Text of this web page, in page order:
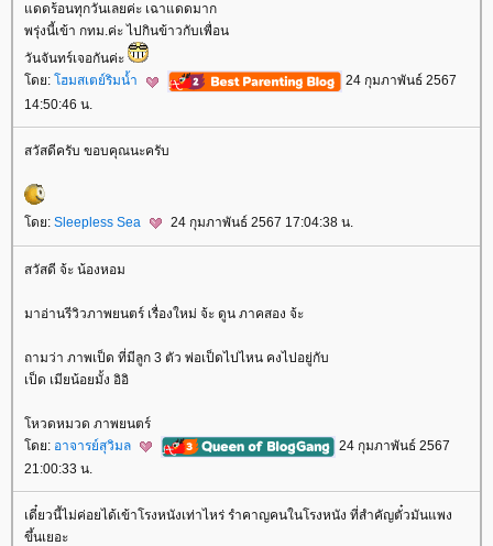
ดดร้อนทุกวันเลยค่ะ เฉาแดดมาก
พรุ่งนี้เข้า กทม.ค่ะ ไปกินข้าวกับเพื่อน
วันจันทร์เจอกันค่ะ
ดย: ฮมสเตย์ริมน้ำ
24 กุมภาพันธ์ 2567
14:50:46 น.
สวัสดีครับ ขอบคุณนะครับ
ดย: Sleepless Sea 24 กุมภาพันธ์ 2567 17:04:38 น.
สวัสดี จ้ะ น้องหอม
มาอ่านรีวิวภาพยนตร์ เรื่องใหม่ จ้ะ ดูน ภาคสอง จ้ะ
ถามว่า ภาพเป็ด ที่มีลูก 3 ตัว พ่อเป็ดไปไหน คงไปอยู่กับ
เป็ด เมียน้อยมั้ง อิอิ
หวดหมวด ภาพยนตร์
ดย: อาจารย์สุวิมล
24 กุมภาพันธ์ 2567
21:00:33 น.
เดี๋ยวนี้ไม่ค่อยได้เข้าโรงหนังเท่าไหร่ รำคาญคนในโรงหนัง ที่สำคัญตั๋วมันแพง
ขึ้นเยอะ